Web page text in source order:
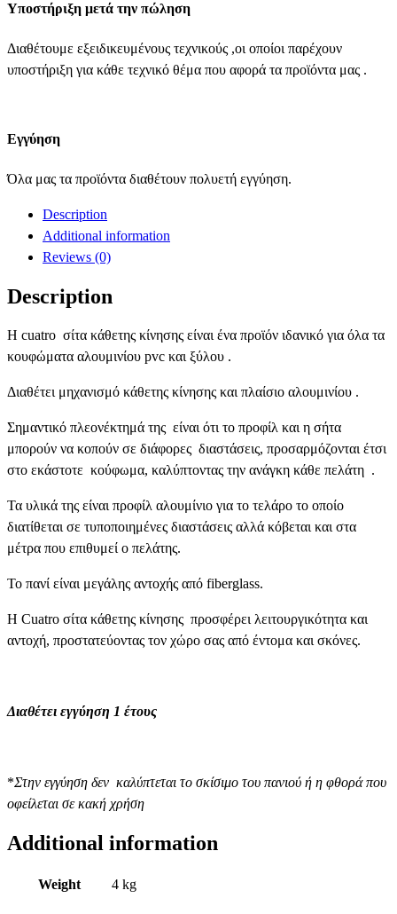
Υποστήριξη μετά την πώληση
Διαθέτουμε εξειδικευμένους τεχνικούς ,οι οποίοι παρέχουν
υποστήριξη για κάθε τεχνικό θέμα που αφορά τα προϊόντα μας .
Εγγύηση
Όλα μας τα προϊόντα διαθέτουν πολυετή εγγύηση.
Description
Additional information
Reviews (0)
Description
Η cuatro σίτα κάθετης κίνησης είναι ένα προϊόν ιδανικό για όλα τα
κουφώματα αλουμινίου pvc και ξύλου .
Διαθέτει μηχανισμό κάθετης κίνησης και πλαίσιο αλουμινίου .
Σημαντικό πλεονέκτημά της είναι ότι το προφίλ και η σήτα
μπορούν να κοπούν σε διάφορες διαστάσεις, προσαρμόζονται έτσι
στο εκάστοτε κούφωμα, καλύπτοντας την ανάγκη κάθε πελάτη .
Τα υλικά της είναι προφίλ αλουμίνιο για το τελάρο το οποίο
διατίθεται σε τυποποιημένες διαστάσεις αλλά κόβεται και στα
μέτρα που επιθυμεί ο πελάτης.
Το πανί είναι μεγάλης αντοχής από fiberglass.
Η Cuatro σίτα κάθετης κίνησης προσφέρει λειτουργικότητα και
αντοχή, προστατεύοντας τον χώρο σας από έντομα και σκόνες.
Διαθέτει εγγύηση 1 έτους
*Στην εγγύηση δεν καλύπτεται το σκίσιμο του πανιού ή η φθορά που
οφείλεται σε κακή χρήση
Additional information
Weight 4 kg